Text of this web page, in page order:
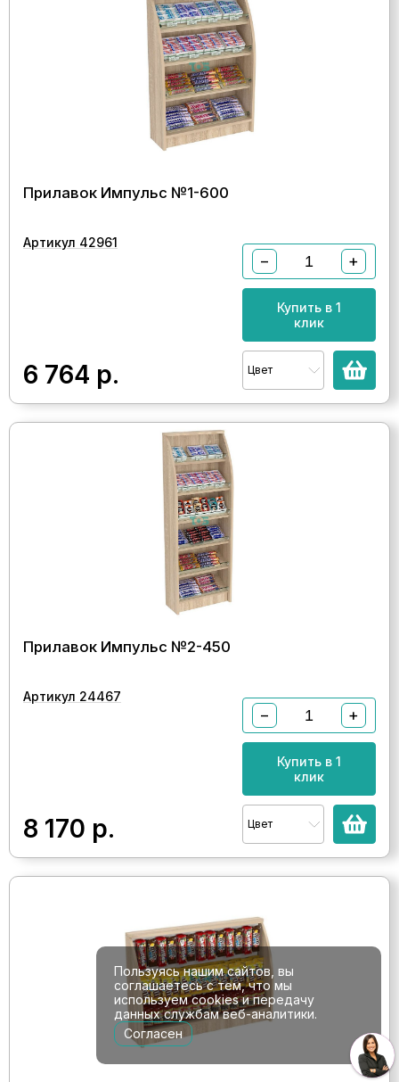
Прилавок Импульс №1-600
Артикул 42961
6 764 р.
− +
Купить в 1
клик
Цвет
Прилавок Импульс №2-450
Артикул 24467
8 170 р.
− +
Купить в 1
клик
Цвет
Пользуясь нашим сайтов, вы
соглашаетесь с тем, что мы
используем cookies и передачу
данных службам веб-аналитики.
Согласен